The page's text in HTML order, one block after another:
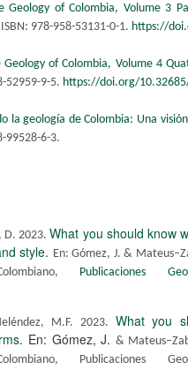
Geology of Colombia, Volume 3
978-958-53131-0-1. https://
Geology of Colombia, Volume 4
52959-9-5. https://doi.org/
la geología d​e Colombia: Una
99528-6-3.​
D. 2023.What you should know
style. En: Gómez, J. &
Publicaciones
M.F. 2023. What you
. En: Gómez, J. &
Publicaciones